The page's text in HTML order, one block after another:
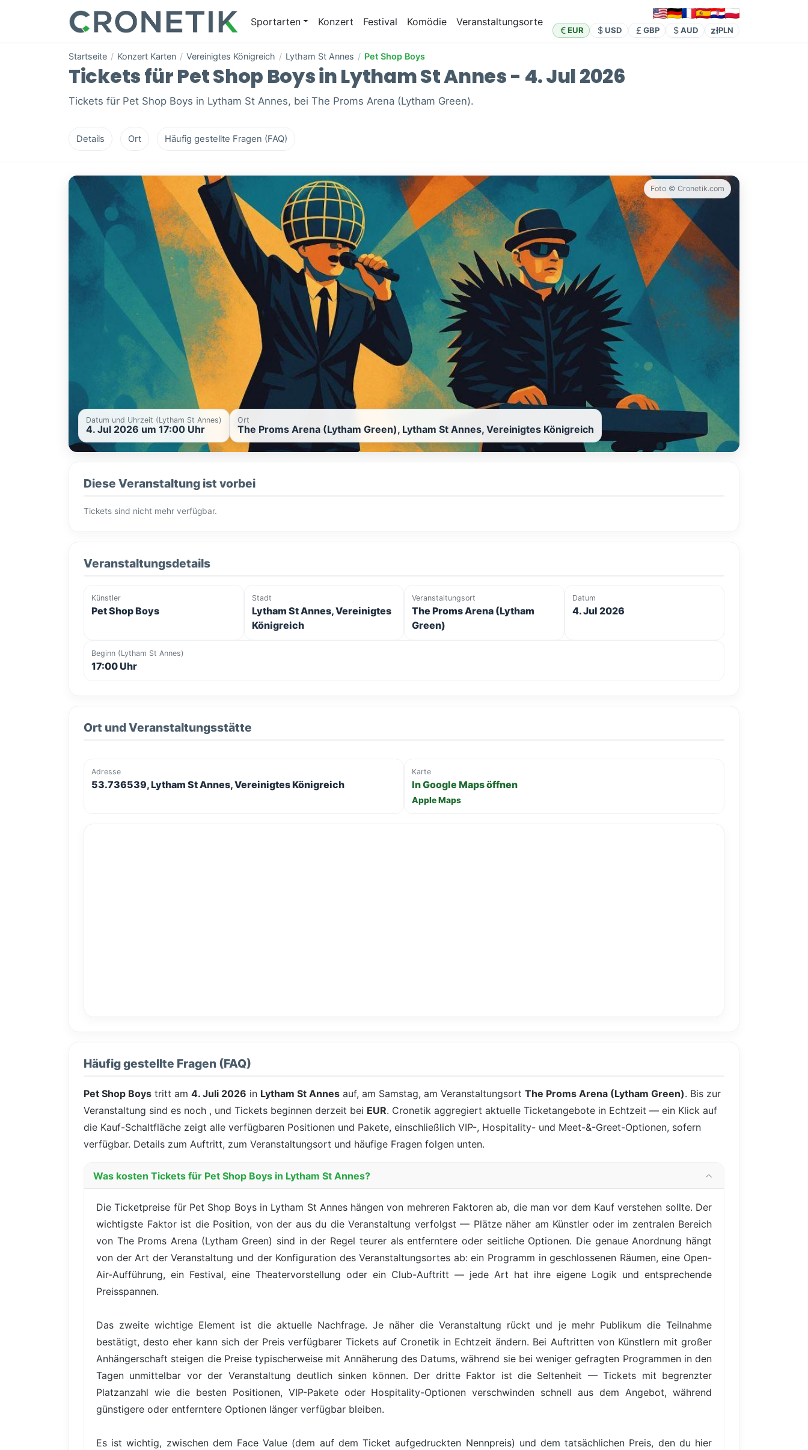
Sportarten Konzert Festival Komödie Veranstaltungsorte
EUR USD GBP AUD złPLN
Startseite / Konzert Karten / Vereinigtes Königreich / Lytham St Annes / Pet Shop Boys
Tickets für Pet Shop Boys in Lytham St Annes - 4. Jul 2026
Tickets für Pet Shop Boys in Lytham St Annes, bei The Proms Arena (Lytham Green).
Details Ort Häufig gestellte Fragen (FAQ)
Foto © Cronetik.com
Datum und Uhrzeit (Lytham St Annes)
4. Jul 2026 um 17:00 Uhr
Ort
The Proms Arena (Lytham Green), Lytham St Annes, Vereinigtes Königreich
Diese Veranstaltung ist vorbei
Tickets sind nicht mehr verfügbar.
Veranstaltungsdetails
Künstler
Pet Shop Boys
Stadt
Lytham St Annes, Vereinigtes
Königreich
Veranstaltungsort
The Proms Arena (Lytham
Green)
Datum
4. Jul 2026
Beginn (Lytham St Annes)
17:00 Uhr
Ort und Veranstaltungsstätte
Adresse
53.736539, Lytham St Annes, Vereinigtes Königreich
Karte
In Google Maps öffnen
Apple Maps
Häufig gestellte Fragen (FAQ)
Pet Shop Boys tritt am 4. Juli 2026 in Lytham St Annes auf, am Samstag, am Veranstaltungsort The Proms Arena (Lytham Green). Bis zur
Veranstaltung sind es noch , und Tickets beginnen derzeit bei EUR. Cronetik aggregiert aktuelle Ticketangebote in Echtzeit — ein Klick auf
die Kauf-Schaltfläche zeigt alle verfügbaren Positionen und Pakete, einschließlich VIP-, Hospitality- und Meet-&-Greet-Optionen, sofern
verfügbar. Details zum Auftritt, zum Veranstaltungsort und häufige Fragen folgen unten.
Was kosten Tickets für Pet Shop Boys in Lytham St Annes?
Die Ticketpreise für Pet Shop Boys in Lytham St Annes hängen von mehreren Faktoren ab, die man vor dem Kauf verstehen sollte. Der
wichtigste Faktor ist die Position, von der aus du die Veranstaltung verfolgst — Plätze näher am Künstler oder im zentralen Bereich
von The Proms Arena (Lytham Green) sind in der Regel teurer als entferntere oder seitliche Optionen. Die genaue Anordnung hängt
von der Art der Veranstaltung und der Konfiguration des Veranstaltungsortes ab: ein Programm in geschlossenen Räumen, eine Open-
Air-Aufführung, ein Festival, eine Theatervorstellung oder ein Club-Auftritt — jede Art hat ihre eigene Logik und entsprechende
Preisspannen.
Das zweite wichtige Element ist die aktuelle Nachfrage. Je näher die Veranstaltung rückt und je mehr Publikum die Teilnahme
bestätigt, desto eher kann sich der Preis verfügbarer Tickets auf Cronetik in Echtzeit ändern. Bei Auftritten von Künstlern mit großer
Anhängerschaft steigen die Preise typischerweise mit Annäherung des Datums, während sie bei weniger gefragten Programmen in den
Tagen unmittelbar vor der Veranstaltung deutlich sinken können. Der dritte Faktor ist die Seltenheit — Tickets mit begrenzter
Platzanzahl wie die besten Positionen, VIP-Pakete oder Hospitality-Optionen verschwinden schnell aus dem Angebot, während
günstigere oder entferntere Optionen länger verfügbar bleiben.
Es ist wichtig, zwischen dem Face Value (dem auf dem Ticket aufgedruckten Nennpreis) und dem tatsächlichen Preis, den du hier